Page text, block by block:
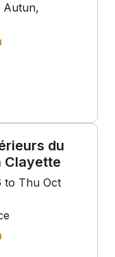
Autun,
du
Clayette
to Thu Oct